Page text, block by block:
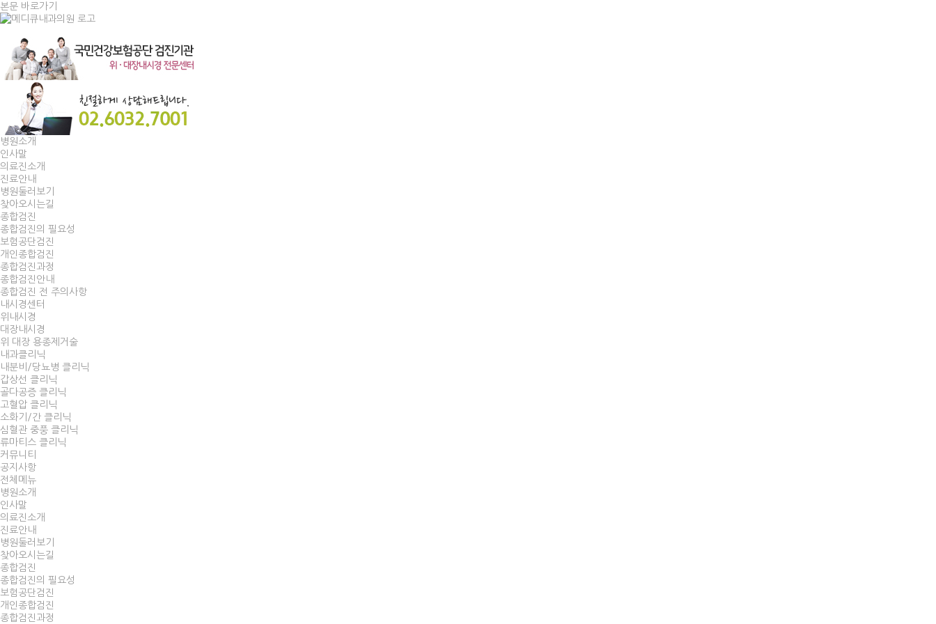
본문 바로가기
병원소개
인사말
의료진소개
진료안내
병원둘러보기
찾아오시는길
종합검진
종합검진의 필요성
보험공단검진
개인종합검진
종합검진과정
종합검진안내
종합검진 전 주의사항
내시경센터
위내시경
대장내시경
위 대장 용종제거술
내과클리닉
내분비/당뇨병 클리닉
갑상선 클리닉
골다공증 클리닉
고혈압 클리닉
소화기/간 클리닉
심혈관 중풍 클리닉
류마티스 클리닉
커뮤니티
공지사항
전체메뉴
병원소개
인사말
의료진소개
진료안내
병원둘러보기
찾아오시는길
종합검진
종합검진의 필요성
보험공단검진
개인종합검진
종합검진과정